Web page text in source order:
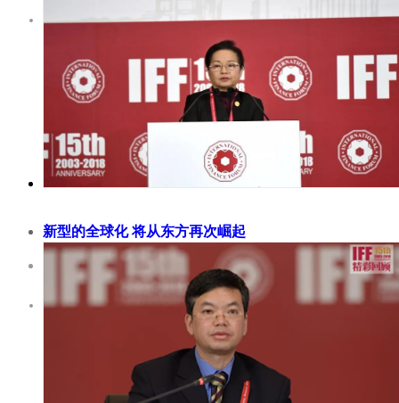
国际金融论坛（IFF）联合主席、欧盟委员会前主席、葡萄牙前
前外长若泽·曼努埃尔·杜朗·巴罗 佐（José Manuel Durão
为，国际社会要作出选择，是构建一个以规则为基准的多边、
公正的竞争环境，还是陷入民粹主义和乱战之中。我们所处的时
个特殊的时代。虽然全球化不是全新的概念，但是新一轮全球化
之广、强度之大...
新型的全球化 将从东方再次崛起
2018-11-30
国际金融论坛（IFF）理事、菲律宾众议院众议长、前总统格洛
卡帕加尔阿罗约（GloriaMacapagal Arroyo）认为，古代的丝绸之
了全球化的雏形，现在中国也将成为新秩序的开创者和领导者
历史学家霍普金斯认为，全球化的历史可追溯到2000 年前汉朝
之路。后殖民时代的全球化的第一个分水岭事件是 1944 年的布